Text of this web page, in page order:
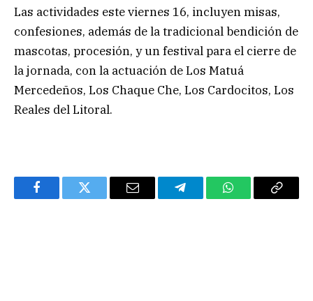
Las actividades este viernes 16, incluyen misas,
confesiones, además de la tradicional bendición de
mascotas, procesión, y un festival para el cierre de
la jornada, con la actuación de Los Matuá
Mercedeños, Los Chaque Che, Los Cardocitos, Los
Reales del Litoral.
FacebookTwitter Email TelegramWhatsAppCopy